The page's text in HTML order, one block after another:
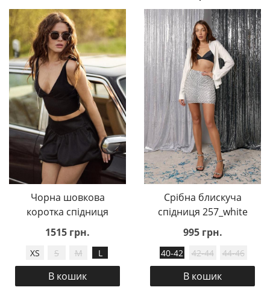
Чорна шовкова
коротка спідниця
1515 грн.
XS S M L
В кошик
Срібна блискуча
спідниця 257_white
995 грн.
40-42 42-44 44-46
В кошик